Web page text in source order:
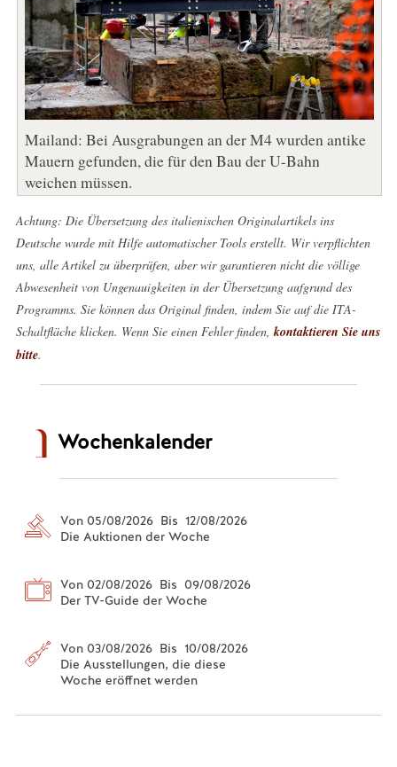
Mailand: Bei Ausgrabungen an der M4 wurden antike
Mauern gefunden, die für den Bau der U-Bahn
weichen müssen.
Achtung: Die Übersetzung des italienischen Originalartikels ins
Deutsche wurde mit Hilfe automatischer Tools erstellt. Wir verpflichten
uns, alle Artikel zu überprüfen, aber wir garantieren nicht die völlige
Abwesenheit von Ungenauigkeiten in der Übersetzung aufgrund des
Programms. Sie können das Original finden, indem Sie auf die ITA-
Schaltfläche klicken. Wenn Sie einen Fehler finden, kontaktieren Sie uns
bitte.
Wochenkalender
Von 05/08/2026 Bis 12/08/2026
Die Auktionen der Woche
Von 02/08/2026 Bis 09/08/2026
Der TV-Guide der Woche
Von 03/08/2026 Bis 10/08/2026
Die Ausstellungen, die diese
Woche eröffnet werden